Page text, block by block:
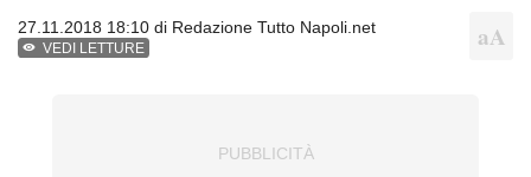
27.11.2018 18:10 di Redazione Tutto Napoli.net
VEDI LETTURE